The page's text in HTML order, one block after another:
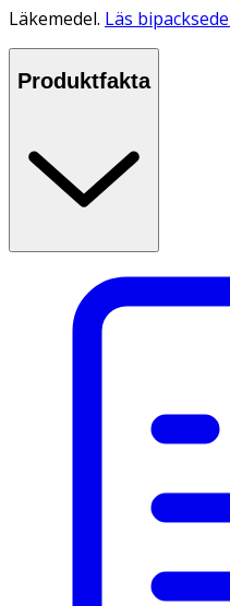
Läkemedel. Läs
Produktfakta